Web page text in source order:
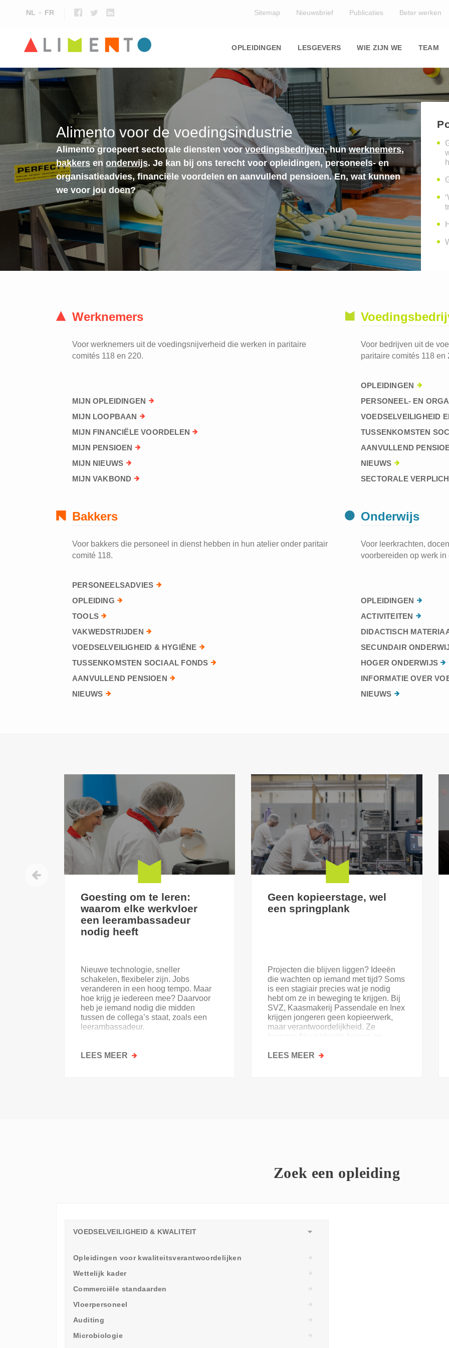
NL FR Sitemap Nieuwsbrief Publicaties Beter werken
navigation
OPLEIDINGEN LESGEVERS WIE ZIJN WE TEAM
Alimento voor de voedingsindustrie
Alimento groepeert sectorale diensten voorvoedingsbedrijven, hunwerknemers,
bakkers en onderwijs. Je kan bij ons terecht voor opleidingen, personeels- en
organisatieadvies, financiële voordelen en aanvullend pensioen. En, wat kunnen
we voor jou doen?
Werknemers
Voor werknemers uit de voedingsnijverheid die werken in paritaire
comités 118 en 220.
MIJN OPLEIDINGEN
MIJN LOOPBAAN
MIJN FINANCIËLE VOORDELEN
MIJN PENSIOEN
MIJN NIEUWS
MIJN VAKBOND
Voor bedrijven uit de
paritaire comités 118 en
OPLEIDINGEN
PERSONEEL- EN
VOEDSELVEILIGHEID
TUSSENKOMSTEN
AANVULLEND
NIEUWS
SECTORALE
Bakkers
Voor bakkers die personeel in dienst hebben in hun atelier onder paritair
comité 118.
PERSONEELSADVIES
OPLEIDING
TOOLS
VAKWEDSTRIJDEN
VOEDSELVEILIGHEID & HYGIËNE
TUSSENKOMSTEN SOCIAAL FONDS
AANVULLEND PENSIOEN
NIEUWS
Onderwijs
Voor leerkrachten,
voorbereiden op werk
OPLEIDINGEN
ACTIVITEITEN
DIDACTISCH
SECUNDAIR
HOGER ONDERWIJS
INFORMATIE OVER
NIEUWS
Goesting om te leren:
waarom elke werkvloer
een leerambassadeur
nodig heeft
Nieuwe technologie, sneller
schakelen, flexibeler zijn. Jobs
veranderen in een hoog tempo. Maar
hoe krijg je iedereen mee? Daarvoor
heb je iemand nodig die midden
tussen de collega’s staat, zoals een
leerambassadeur.
LEES MEER OVER
Geen kopieerstage, wel
een springplank
Projecten die blijven liggen? Ideeën
die wachten op iemand met tijd? Soms
is een stagiair precies wat je nodig
hebt om ze in beweging te krijgen. Bij
SVZ, Kaasmakerij Passendale en Inex
krijgen jongeren geen kopieerwerk,
maar verantwoordelijkheid. Ze
brengen frisse ideeën binnen en
LEES MEER OVER
Zoek een opleiding
VOEDSELVEILIGHEID & KWALITEIT
Opleidingen voor kwaliteitsverantwoordelijken
Wettelijk kader
Commerciële standaarden
Vloerpersoneel
Auditing
Microbiologie